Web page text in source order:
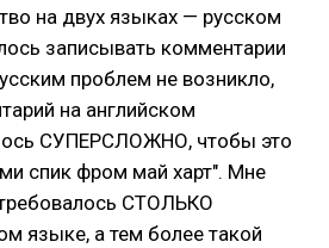
на двух языках — русском
записывать комментарии
проблем не возникло,
на английском
СУПЕРСЛОЖНО, чтобы это
спик фром май харт". Мне
СТОЛЬКО
языке, а тем более такой